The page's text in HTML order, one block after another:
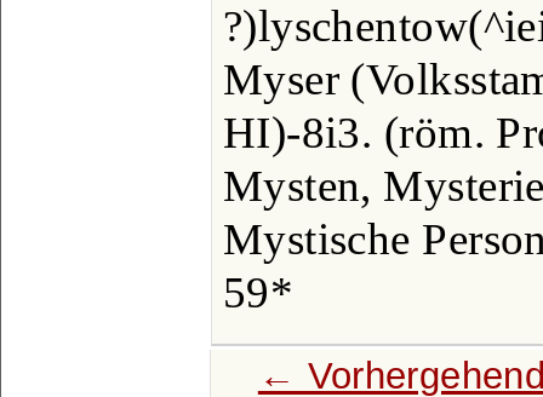
Myser
HI)-8i3. (röm.
Mysten,
Mystische
59*
←